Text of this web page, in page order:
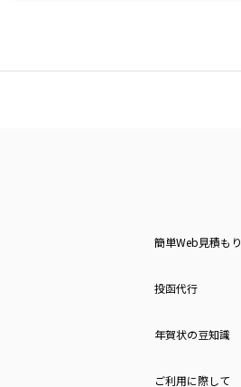
簡単Web見積もり
投函代行
年賀状の豆知識
ご利用に際して